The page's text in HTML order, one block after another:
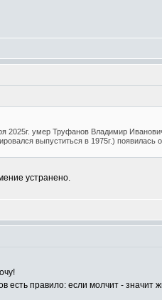
2025г. умер Труфанов Владимир
выпуститься в 1975г.) появилась
устранено.
правило: если молчит - значит